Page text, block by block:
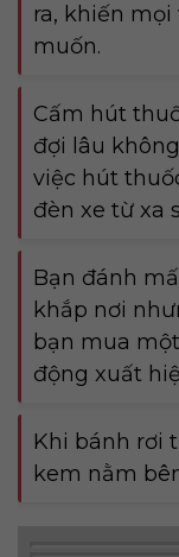
ra, khiến
muốn.
Cấm hút
đợi lâu
việc hút
đèn xe từ xa
Bạn đánh
khắp nơi
bạn mua
động xuất
Khi bánh rơi
kem nằm